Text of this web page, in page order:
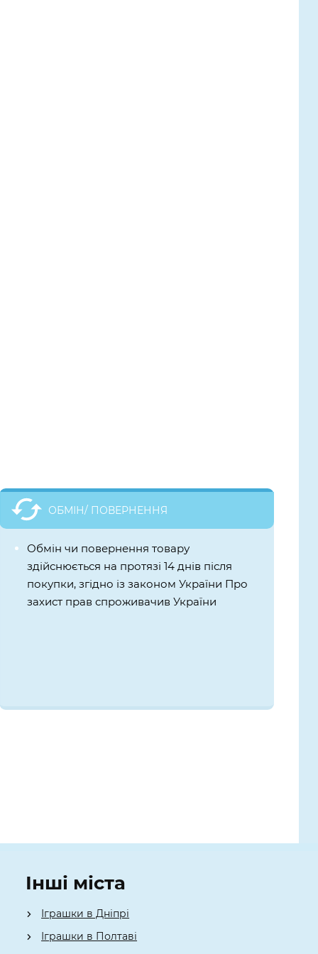
ОБМІН/ ПОВЕРНЕННЯ
Обмін чи повернення товару
здійснюється на протязі 14 днів після
покупки, згідно із законом України Про
захист прав спроживачив України
Інші міста
Іграшки в Дніпрі
Іграшки в Полтаві